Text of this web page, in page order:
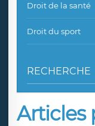
Articles
Droit de la santé
Droit du sport